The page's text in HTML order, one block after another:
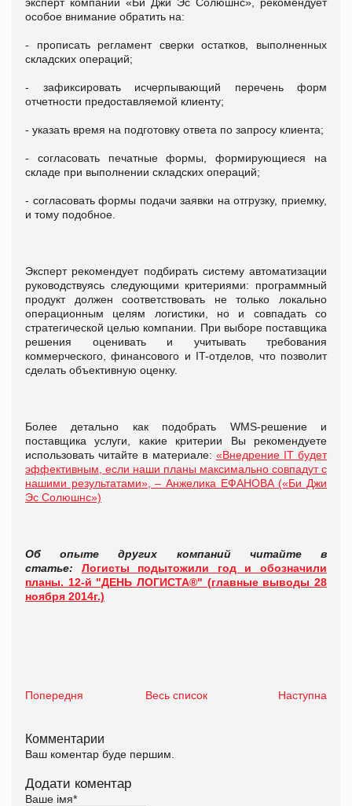
особое внимание обратить на:
- прописать регламент сверки остатков, выполненных
складских операций;
- зафиксировать исчерпывающий перечень форм
отчетности предоставляемой клиенту;
- указать время на подготовку ответа по запросу клиента;
- согласовать печатные формы, формирующиеся на
складе при выполнении складских операций;
- согласовать формы подачи заявки на отгрузку, приемку,
и тому подобное.
Эксперт рекомендует подбирать систему автоматизации
руководствуясь следующими критериями: программный
продукт должен соответствовать не только локально
операционным целям логистики, но и совпадать со
стратегической целью компании. При выборе поставщика
решения оценивать и учитывать требования
коммерческого, финансового и IT-отделов, что позволит
сделать объективную оценку.
Более детально как подобрать WMS-решение и
поставщика услуги, какие критерии Вы рекомендуете
использовать читайте в материале: «Внедрение IT будет
эффективным, если наши планы максимально совпадут с
нашими результатами», – Анжелика ЕФАНОВА («Би Джи
Эс Солюшнс»)
Об опыте других компаний читайте в
статье: Логисты подытожили год и обозначили
планы. 12-й "ДЕНЬ ЛОГИСТА®" (главные выводы 28
ноября 2014г.)
Попередня Весь список Наступна
Комментарии
Ваш коментар буде першим.
Додати коментар
Ваше імя*